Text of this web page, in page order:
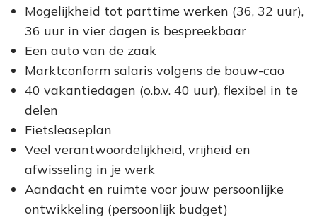
Mogelijkheid tot parttime werken (36, 32 uur),
36 uur in vier dagen is bespreekbaar
Een auto van de zaak
Marktconform salaris volgens de bouw-cao
40 vakantiedagen (o.b.v. 40 uur), flexibel in te
delen
Fietsleaseplan
Veel verantwoordelijkheid, vrijheid en
afwisseling in je werk
Aandacht en ruimte voor jouw persoonlijke
ontwikkeling (persoonlijk budget)